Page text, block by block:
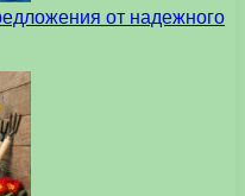
от надежного